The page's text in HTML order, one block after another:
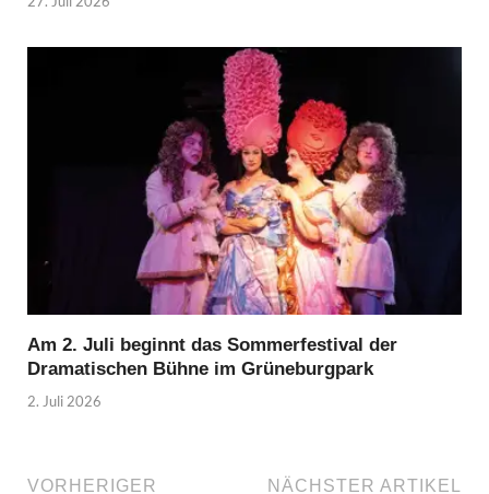
Am 2. Juli beginnt das Sommerfestival der
Dramatischen Bühne im Grüneburgpark
2. Juli 2026
VORHERIGER NÄCHSTER ARTIKEL